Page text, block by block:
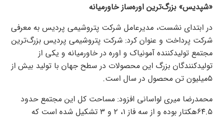
«شپدیس» بزرگ‌ترین اوره‌ساز خاورمیانه
در ابتدای نشست، مدیرعامل شرکت پتروشیمی پردیس به معرفی
شرکت پرداخت و عنوان کرد: شرکت پتروشیمی پردیس بزرگ‌ترین
مجتمع تولیدکننده آمونیاک و اوره در خاورمیانه و یکی از
تولیدکنندگان بزرگ این محصولات در سطح جهان با تولید بیش از
۵میلیون تن محصول در سال است.
محمدرضا میری لواسانی افزود: مساحت کل این مجتمع حدود
۶۴.۵هکتار بوده و از سه فاز ۱، ۲ و ۳ تشکیل شده است که